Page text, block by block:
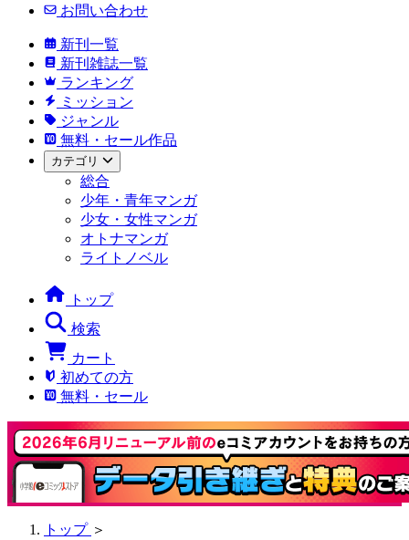
お問い合わせ
新刊一覧
新刊雑誌一覧
ランキング
ミッション
ジャンル
無料・セール作品
カテゴリ
総合
少年・青年マンガ
少女・女性マンガ
オトナマンガ
ライトノベル
トップ
検索
カート
初めての方
無料・セール
トップ ＞